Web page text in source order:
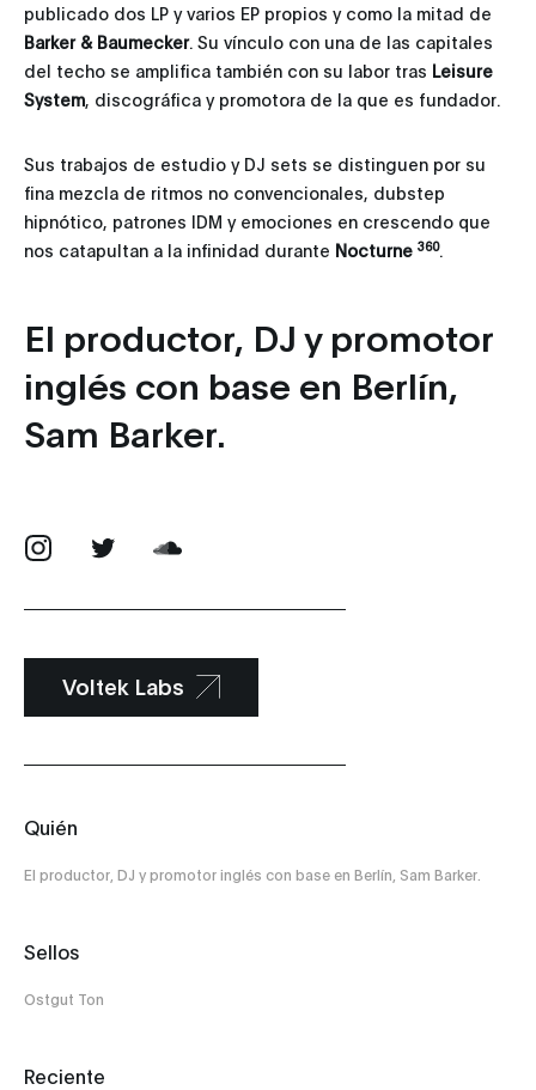
publicado dos LP y varios EP propios y como la mitad de
Barker & Baumecker. Su vínculo con una de las capitales
del techo se amplifica también con su labor tras Leisure
System, discográfica y promotora de la que es fundador.
Sus trabajos de estudio y DJ sets se distinguen por su
fina mezcla de ritmos no convencionales, dubstep
hipnótico, patrones IDM y emociones en crescendo que
nos catapultan a la infinidad durante Nocturne 360.
El productor, DJ y promotor
inglés con base en Berlín,
Sam Barker.
Voltek Labs
Quién
El productor, DJ y promotor inglés con base en Berlín, Sam Barker.
Sellos
Ostgut Ton
Reciente